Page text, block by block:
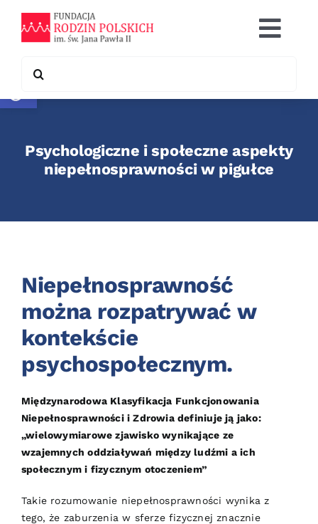
Otwórz pasek narzędzi
content
Co robimy
Współpraca
for:
Psychologiczne i społeczne aspekty
niepełnosprawności w pigułce
Niepełnosprawność
można rozpatrywać w
kontekście
psychospołecznym.
Międzynarodowa Klasyfikacja Funkcjonowania
Niepełnosprawności i Zdrowia definiuje ją jako:
„wielowymiarowe zjawisko wynikające ze
wzajemnych oddziaływań między ludźmi a ich
społecznym i fizycznym otoczeniem”
Takie rozumowanie niepełnosprawności wynika z
tego, że zaburzenia w sferze fizycznej znacznie